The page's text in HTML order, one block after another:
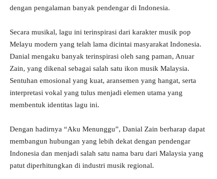
dengan pengalaman banyak pendengar di Indonesia.
Secara musikal, lagu ini terinspirasi dari karakter musik pop
Melayu modern yang telah lama dicintai masyarakat Indonesia.
Danial mengaku banyak terinspirasi oleh sang paman, Anuar
Zain, yang dikenal sebagai salah satu ikon musik Malaysia.
Sentuhan emosional yang kuat, aransemen yang hangat, serta
interpretasi vokal yang tulus menjadi elemen utama yang
membentuk identitas lagu ini.
Dengan hadirnya “Aku Menunggu”, Danial Zain berharap dapat
membangun hubungan yang lebih dekat dengan pendengar
Indonesia dan menjadi salah satu nama baru dari Malaysia yang
patut diperhitungkan di industri musik regional.